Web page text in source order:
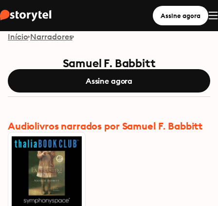
Assine agora
Início Narradores
Samuel F. Babbitt
Assine agora
Audiolivros narrados por Samuel F. Babbitt